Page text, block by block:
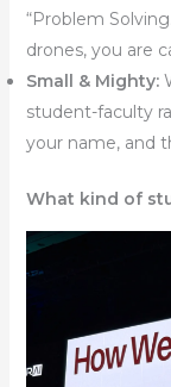
“Problem
drones, you are
Small & Mighty:
student-faculty
your name, and
What kind of